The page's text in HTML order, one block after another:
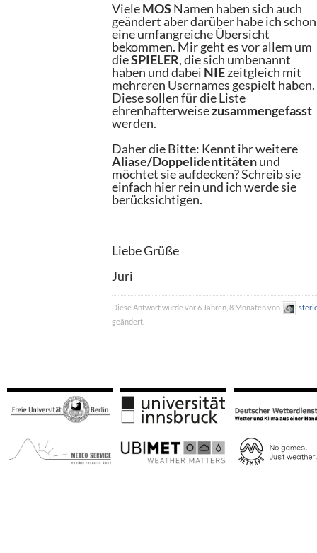
VieleMOS Namen haben sich auch
geändert aber darüber habe ich schon
eine umfangreiche Übersicht
bekommen. Mir geht es vor allem um
dieSPIELER, die sich umbenannt
haben und dabei NIEzeitgleich mit
mehreren Usernames gespielt haben.
Diese sollen für die Liste
ehrenhafterweisezusammengefasst
werden.
Daher die Bitte: Kennt ihr weitere
Aliase/Doppelidentitätenund
möchtet sie aufdecken? Schreib sie
einfach hier rein und ich werde sie
berücksichtigen.
Liebe Grüße
Juri
Diese Antwort wurde vor 6 Jahren, 8 Monaten von
geändert.